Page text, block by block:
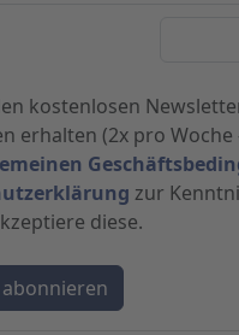
kostenlosen
erhalten (2x pro Woche
zur
diese.